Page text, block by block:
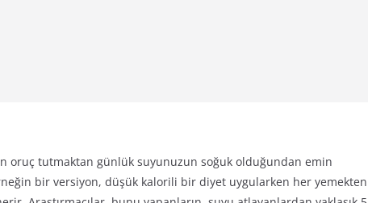
oruç tutmaktan günlük suyunuzun soğuk olduğundan emin
bir versiyon, düşük kalorili bir diyet uygularken her yemekten